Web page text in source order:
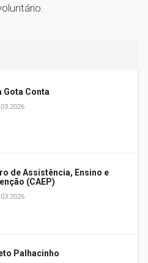
Gota Conta
de Assistência, Ensino e
(CAEP)
Palhacinho